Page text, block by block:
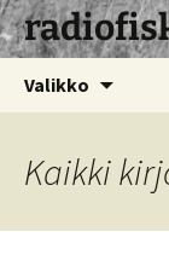
Valikko
Kaikki